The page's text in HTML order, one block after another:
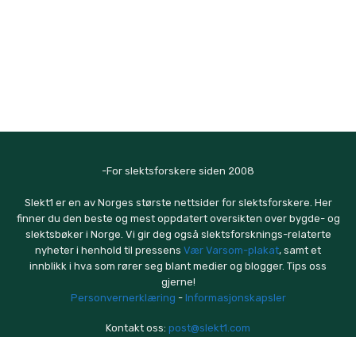
-For slektsforskere siden 2008
Slekt1 er en av Norges største nettsider for slektsforskere. Her
finner du den beste og mest oppdatert oversikten over bygde- og
slektsbøker i Norge. Vi gir deg også slektsforsknings-relaterte
nyheter i henhold til pressens Vær Varsom-plakat, samt et
innblikk i hva som rører seg blant medier og blogger. Tips oss
gjerne!
Personvernerklæring - Informasjonskapsler
Kontakt oss: post@slekt1.com